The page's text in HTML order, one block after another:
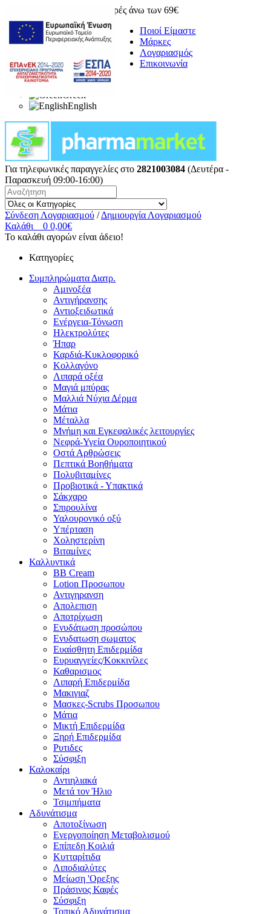
Δωρεάν μεταφορικά για αγορές άνω των 69€
Ποιοί Είμαστε
Μάρκες
Λογαριασμός
Επικοινωνία
Greek
English
Για τηλεφωνικές παραγγελίες στο 2821003084 (Δευτέρα -
Παρασκευή 09:00-16:00)
Σύνδεση Λογαριασμού / Δημιουργία Λογαριασμού
Καλάθι
0 0,00€
Το καλάθι αγορών είναι άδειο!
Κατηγορίες
Συμπληρώματα Διατρ.
Αμινοξέα
Αντιγήρανσης
Αντιοξειδωτικά
Ενέργεια-Τόνωση
Ηλεκτρολύτες
Ήπαρ
Καρδιά-Κυκλοφορικό
Κολλαγόνο
Λιπαρά οξέα
Μαγιά μπύρας
Μαλλιά Νύχια Δέρμα
Μάτια
Μέταλλα
Μνήμη και Εγκεφαλικές λειτουργίες
Νεφρά-Υγεία Ουροποιητικού
Οστά Αρθρώσεις
Πεπτικά Βοηθήματα
Πολυβιταμίνες
Προβιοτικά - Υπακτικά
Σάκχαρο
Σπιρουλίνα
Υαλουρονικό οξύ
Υπέρταση
Χοληστερίνη
Βιταμίνες
Καλλυντικά
BB Cream
Lotion Προσωπου
Αντιγηρανση
Απολεπιση
Αποτρίχωση
Ενυδάτωση προσώπου
Ενυδατωση σωματος
Ευαίσθητη Επιδερμίδα
Ευρυαγγείες/Κοκκινίλες
Καθαρισμος
Λιπαρή Επιδερμίδα
Μακιγιαζ
Μασκες-Scrubs Προσωπου
Μάτια
Μικτή Επιδερμίδα
Ξηρή Επιδερμίδα
Ρυτιδες
Σύσφιξη
Καλοκαίρι
Αντιηλιακά
Μετά τον Ήλιο
Τσιμπήματα
Αδυνάτισμα
Αποτοξίνωση
Ενεργοποίηση Μεταβολισμού
Επίπεδη Κοιλιά
Κυτταρίτιδα
Λιποδιαλύτες
Μείωση 'Ορεξης
Πράσινος Καφές
Σύσφιξη
Τοπικό Αδυνάτισμα